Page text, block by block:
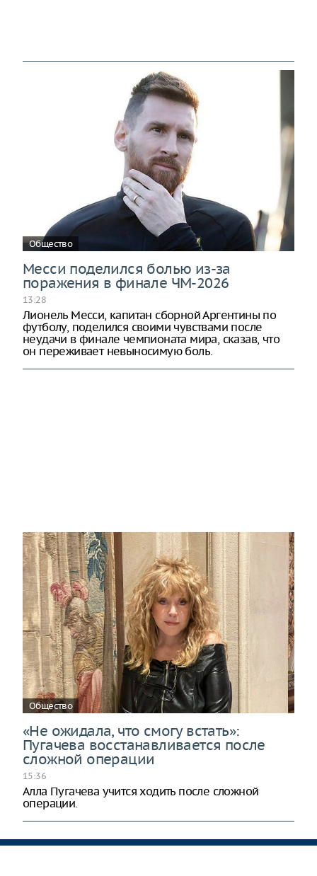
Общество
Месси поделился болью из-за
поражения в финале ЧМ-2026
13:28
Лионель Месси, капитан сборной Аргентины по
футболу, поделился своими чувствами после
неудачи в финале чемпионата мира, сказав, что
он переживает невыносимую боль.
Общество
«Не ожидала, что смогу встать»:
Пугачева восстанавливается после
сложной операции
15:36
Алла Пугачева учится ходить после сложной
операции.